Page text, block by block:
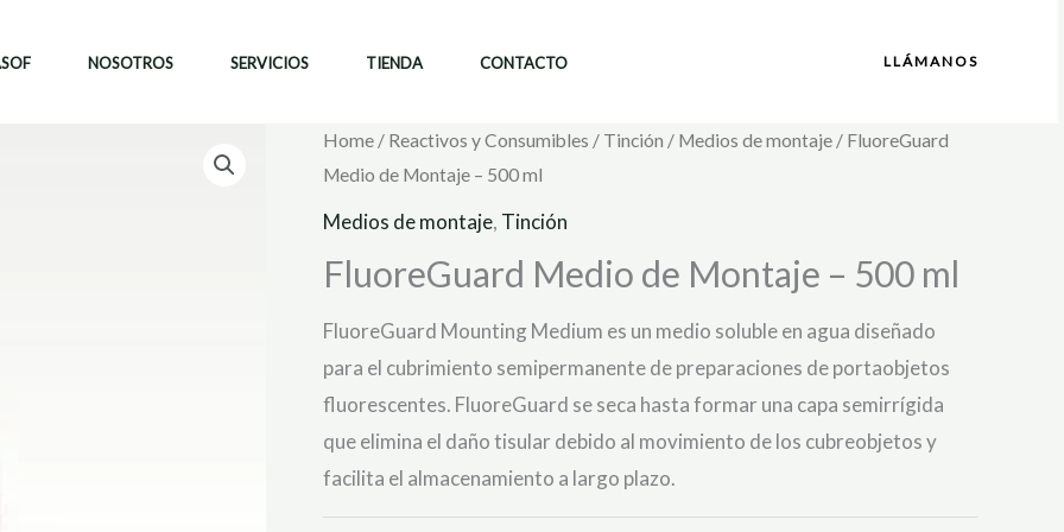
NOSOTROS SERVICIOS TIENDA CONTACTO LLÁMANOS
Home / Reactivos y Consumibles / Tinción / Medios de montaje / FluoreGuard
Medio de Montaje – 500 ml
Medios de montaje, Tinción
FluoreGuard Medio de Montaje – 500 ml
FluoreGuard Mounting Medium es un medio soluble en agua diseñado
para el cubrimiento semipermanente de preparaciones de portaobjetos
fluorescentes. FluoreGuard se seca hasta formar una capa semirrígida
que elimina el daño tisular debido al movimiento de los cubreobjetos y
facilita el almacenamiento a largo plazo.